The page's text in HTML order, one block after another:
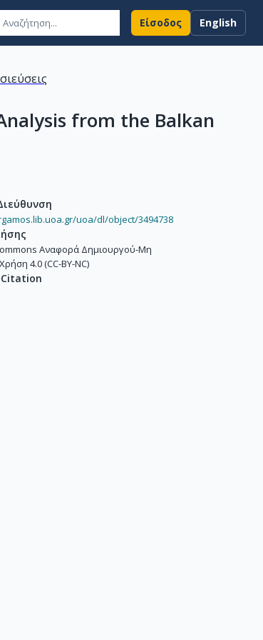
Είσοδος English
from the Balkan
uoa/dl/object/3494738
Αναφορά Δημιουργού-Μη
4.0 (CC-BY-NC)
Citation